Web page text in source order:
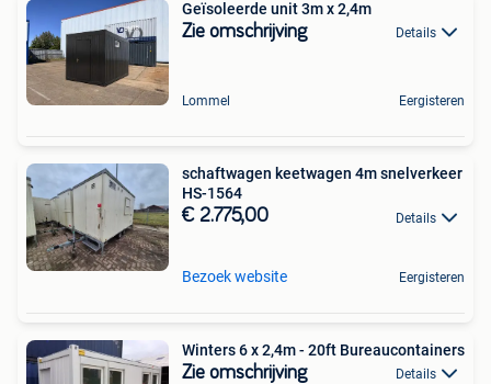
Geïsoleerde unit 3m x 2,4m
Zie omschrijving Details
Lommel Eergisteren
schaftwagen keetwagen 4m snelverkeer
HS-1564
€ 2.775,00 Details
Bezoek website Eergisteren
Winters 6 x 2,4m - 20ft Bureaucontainers
Zie omschrijving Details